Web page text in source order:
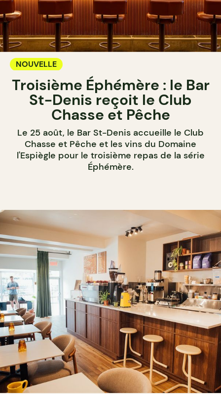
NOUVELLE
Troisième Éphémère : le Bar
St-Denis reçoit le Club
Chasse et Pêche
Le 25 août, le Bar St-Denis accueille le Club
Chasse et Pêche et les vins du Domaine
l'Espiègle pour le troisième repas de la série
Éphémère.